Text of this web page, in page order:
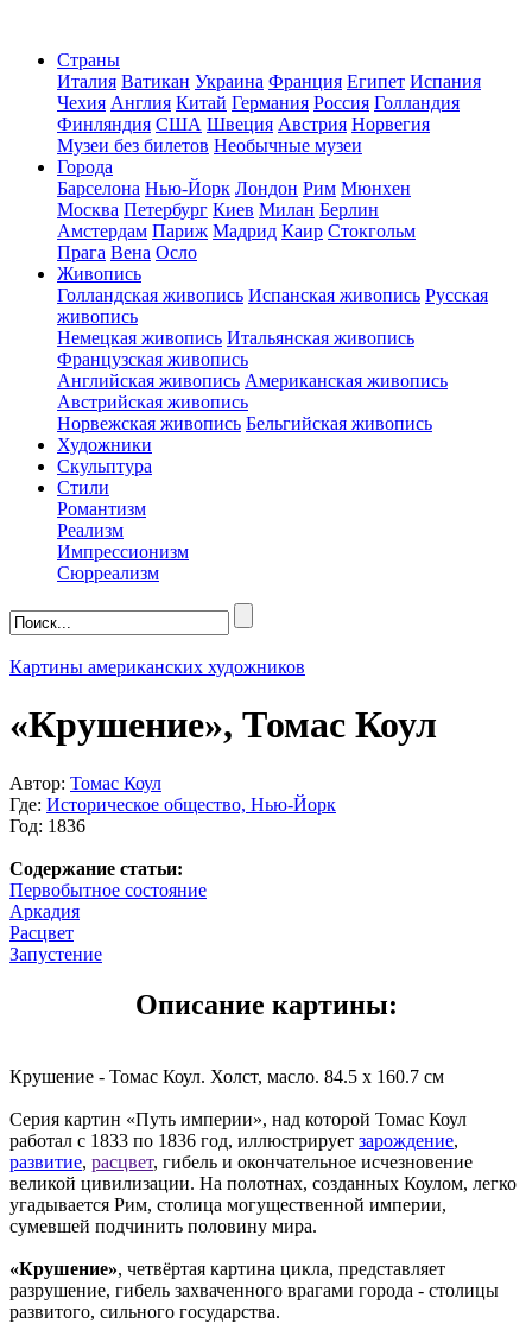
Страны
Италия Ватикан Украина Франция Египет Испания
Чехия Англия Китай Германия Россия Голландия
Финляндия США Швеция Австрия Норвегия
Музеи без билетов Необычные музеи
Города
Барселона Нью-Йорк Лондон Рим Мюнхен
Москва Петербург Киев Милан Берлин
Амстердам Париж Мадрид Каир Стокгольм
Прага Вена Осло
Живопись
Голландская живопись Испанская живопись Русская
живопись
Немецкая живопись Итальянская живопись
Французская живопись
Английская живопись Американская живопись
Австрийская живопись
Норвежская живопись Бельгийская живопись
Художники
Скульптура
Стили
Романтизм
Реализм
Импрессионизм
Сюрреализм
Картины американских художников
«Крушение», Томас Коул
Автор: Томас Коул
Где: Историческое общество, Нью-Йорк
Год: 1836
Содержание статьи:
Первобытное состояние
Аркадия
Расцвет
Запустение
Описание картины:
Крушение - Томас Коул. Холст, масло. 84.5 x 160.7 см
Серия картин «Путь империи», над которой Томас Коул
работал с 1833 по 1836 год, иллюстрирует зарождение,
развитие, расцвет, гибель и окончательное исчезновение
великой цивилизации. На полотнах, созданных Коулом, легко
угадывается Рим, столица могущественной империи,
сумевшей подчинить половину мира.
«Крушение», четвёртая картина цикла, представляет
разрушение, гибель захваченного врагами города - столицы
развитого, сильного государства.